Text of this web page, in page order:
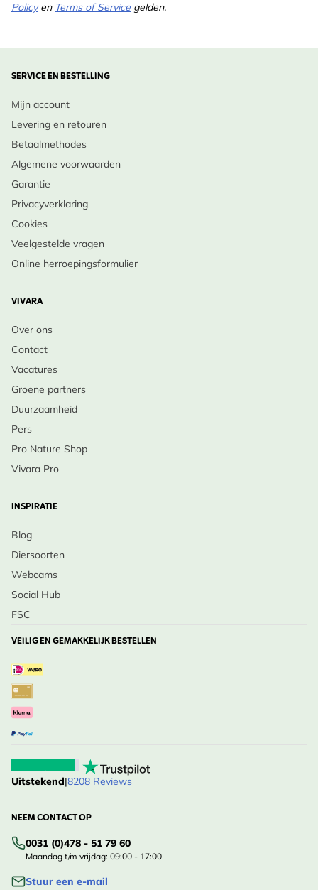
Policyen Terms of Service gelden.
SERVICE EN BESTELLING
Mijn account
Levering en retouren
Betaalmethodes
Algemene voorwaarden
Garantie
Privacyverklaring
Cookies
Veelgestelde vragen
Online herroepingsformulier
VIVARA
Over ons
Contact
Vacatures
Groene partners
Duurzaamheid
Pers
Pro Nature Shop
Vivara Pro
INSPIRATIE
Blog
Diersoorten
Webcams
Social Hub
FSC
VEILIG EN GEMAKKELIJK BESTELLEN
Uitstekend|8208 Reviews
NEEM CONTACT OP
0031 (0)478 - 51 79 60
Maandag t/m vrijdag: 09:00 - 17:00
Stuur een e-mail